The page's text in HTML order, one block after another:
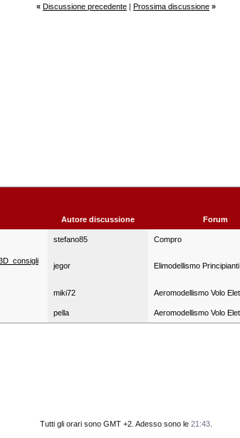
« Discussione precedente | Prossima discussione »
Autore discussione Forum
stefano85 Compro
 consigli
jegor Elimodellismo Principianti
miki72 Aeromodellismo Volo
pella Aeromodellismo Volo
Tutti gli orari sono GMT +2. Adesso sono le 21:43